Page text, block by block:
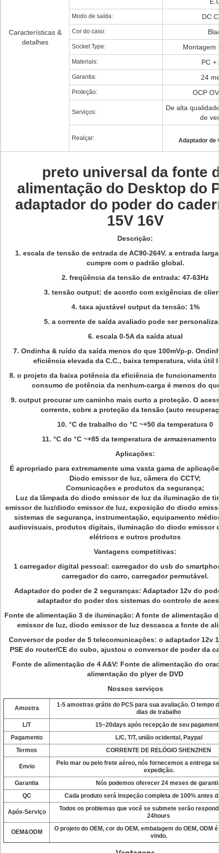
Características &
detalhes
Modo de saída: DC
Cor do caso:
Socket Type: Montagem
Materiais: PC +
Garantia: 24
Proteção: OCP
Serviços:
De alta
de
Realçar: Adaptador de
preto universal da fonte
alimentação do Desktop do
adaptador do poder do
15V 16V
Descrição:
1. escala de tensão de entrada de AC90-264V. a entrada
cumpre com o padrão global.
2. freqüência da tensão de entrada: 47-63Hz
3. tensão output: de acordo com exigências de
4. taxa ajustável output da tensão: 1%
5. a corrente de saída avaliado pode ser
6. escala 0-5A da saída atual
7. Ondinha & ruído da saída menos do que 100mVp-p.
eficiência elevada da C.C., baixa temperatura, vida útil
8. o projeto da baixa potência da eficiência de funcionamento
consumo de potência da nenhum-carga é menos do
9. output procurar um caminho mais curto a proteção. O
corrente, sobre a proteção da tensão (auto
10. °C de trabalho do °C ~+50 da temperatura 0
11. °C do °C ~+85 da temperatura de armazenamento
Aplicações:
É apropriado para extremamente uma vasta gama de
Diodo emissor de luz, câmera do CCTV;
Comunicações e produtos da segurança;
Luz da lâmpada do diodo emissor de luz da iluminação de
emissor de luz/diodo emissor de luz, exposição do diodo
sistemas de segurança, instrumentação, equipamento
audiovisuais, produtos digitais, iluminação do diodo emissor
elétricos e outros produtos
Vantagens competitivas:
1 carregador digital pessoal: carregador do usb do
carregador do carro, carregador permutável.
Adaptador do poder de 2 seguranças: Adaptador 12v do
adaptador do poder dos sistemas do controlo de
Fonte de alimentação 3 de iluminação: A fonte de alimentação
emissor de luz, diodo emissor de luz descasca a fonte de
Conversor de poder de 5 telecomunicações: o adaptador 12v
PSE do router/CE do cubo, ajustou o conversor de poder da
Fonte de alimentação de 4 A&V: Fonte de alimentação do
alimentação do plyer de DVD
Nossos serviços
Amostra 1-5 amostras grátis do PCS para sua avaliação. O tempo
dias de trabalho
L/T
15~20days após recepção de seu
Pagamento
L/C, T/T, união ocidental, Paypal
Termos
CORRENTE DE RELÓGIO SHENZHEN
Envio
Pelo mar ou pelo frete aéreo, nós fornecemos a entrega
expedição.
Garantia
Nós podemos oferecer 24 meses de
QC
Cada produto será inspeção completa de 100% antes
Após-Serviço
Todos os problemas que você se submete serão
24hours
OEM&ODM O projeto do OEM, cor do OEM, embalagem do OEM, ODM
vindo.